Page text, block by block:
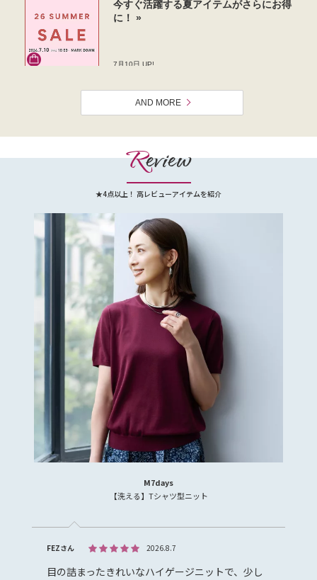
AND MORE
Review
★4点以上！ 高レビューアイテムを紹介
M7days
【洗える】Tシャツ型ニット
FEZさん 2026.8.7
目の詰まったきれいなハイゲージニットで、少し